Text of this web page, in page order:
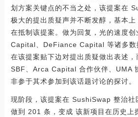
划方案关键点的不当之处，该提案在
极大的提出质疑声并不断发醇，基本
在抵制该提案。做为回复，光的速度
Capital、DeFiance Capital 等诸多数
在该提案贴下边对提出质疑做出表述
SBF、Arca Capital 合作伙伴、UMA
非参于其术参加到该话题讨论的探讨。
现阶段，该提案在 SushiSwap 整治社
做到 201 条，变成 该新项目在历史上